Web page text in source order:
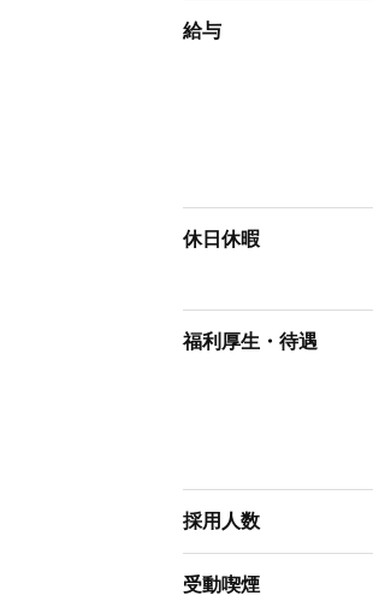
給与
休日休暇
福利厚生・待遇
採用人数
受動喫煙